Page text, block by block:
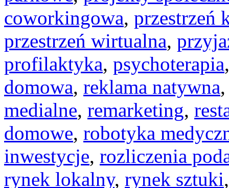
coworkingowa, przestrzeń
przestrzeń wirtualna,
profilaktyka, psychoterapia
domowa, reklama natywna
medialne, remarketing,
domowe, robotyka
inwestycje, rozliczenia
rynek lokalny, rynek sztuki